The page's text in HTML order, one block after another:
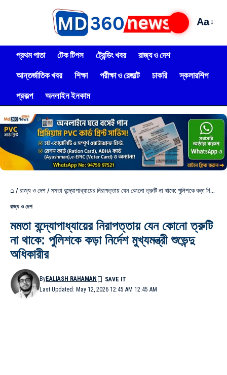
Aa
প্রথম পাতা টেক টিপস ট্রেন্ডিং খবর
রাজ্য ও দেশ
আন্তর্জাতিক খবর
শিক্ষা পরীক্ষা ও রেজাল্ট চাকরি
স্কলারশিপ
প্রকল্প
অনলাইন ইনকাম
⌂ / রাজ্য ও দেশ / মমতা বন্দ্যোপাধ্যায়ের নিরাপত্তায় যেন কোনো ত্রুটি না থাকে: পুলিশকে কড়া নির্দেশ মুখ্যমন্ত্রী শুভেন্দু অধিকারীর
রাজ্য ও দেশ
মমতা বন্দ্যোপাধ্যায়ের নিরাপত্তায় যেন কোনো ত্রুটি
না থাকে: পুলিশকে কড়া নির্দেশ মুখ্যমন্ত্রী শুভেন্দু
অধিকারীর
Last Updated: May 12, 2026 12:45 AM 12:45 AM
ByEALIASH RAHAMAN